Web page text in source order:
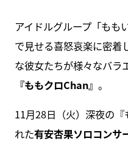
アイドルグループ「もも
で見せる喜怒哀楽に密着
な彼女たちが様々なバラ
『ももクロChan』 。
11月28日（火）深夜の
れた有安杏果ソロコンサ